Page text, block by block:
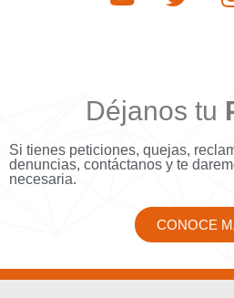
Déjanos tu
Si tienes peticiones, quejas,
denuncias, contáctanos y te
necesaria.
CONOCE